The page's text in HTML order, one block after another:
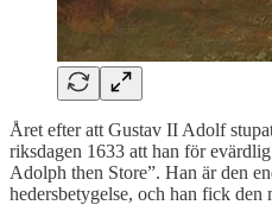
Året efter att Gustav II Adolf
riksdagen 1633 att han för
Adolph then Store”. Han är den
hedersbetygelse, och han fick den